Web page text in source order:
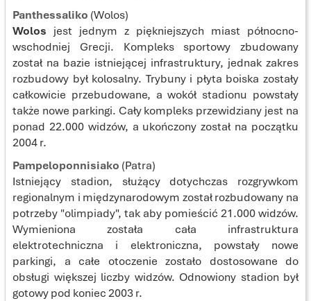
Panthessaliko (Wolos)
Wolos jest jednym z piękniejszych miast północno-
wschodniej Grecji. Kompleks sportowy zbudowany
został na bazie istniejącej infrastruktury, jednak zakres
rozbudowy był kolosalny. Trybuny i płyta boiska zostały
całkowicie przebudowane, a wokół stadionu powstały
także nowe parkingi. Cały kompleks przewidziany jest na
ponad 22.000 widzów, a ukończony został na początku
2004 r.
Pampeloponnisiako (Patra)
Istniejący stadion, służący dotychczas rozgrywkom
regionalnym i międzynarodowym został rozbudowany na
potrzeby "olimpiady", tak aby pomieścić 21.000 widzów.
Wymieniona została cała infrastruktura
elektrotechniczna i elektroniczna, powstały nowe
parkingi, a całe otoczenie zostało dostosowane do
obsługi większej liczby widzów. Odnowiony stadion był
gotowy pod koniec 2003 r.